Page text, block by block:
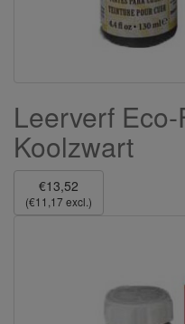
Leerverf
Koolzwart
€13,52
(€11,17 excl.)